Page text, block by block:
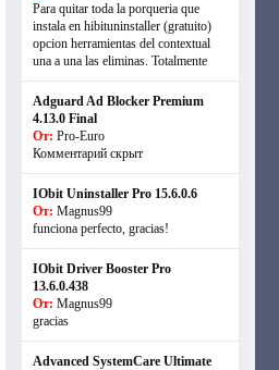
Para quitar toda la porqueria que
instala en hibituninstaller (gratuito)
opcion herramientas del contextual
una a una las eliminas. Totalmente
Adguard Ad Blocker Premium
4.13.0 Final
От: Pro-Euro
Комментарий скрыт
IObit Uninstaller Pro 15.6.0.6
От: Magnus99
funciona perfecto, gracias!
IObit Driver Booster Pro
13.6.0.438
От: Magnus99
gracias
Advanced SystemCare Ultimate